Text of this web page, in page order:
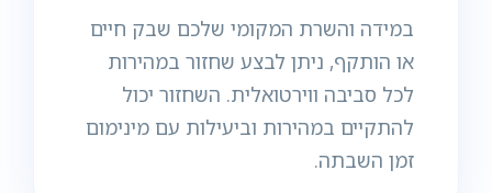
במידה והשרת המקומי שלכם שבק חיים
או הותקף, ניתן לבצע שחזור במהירות
לכל סביבה ווירטואלית. השחזור יכול
להתקיים במהירות וביעילות עם מינימום
זמן השבתה.